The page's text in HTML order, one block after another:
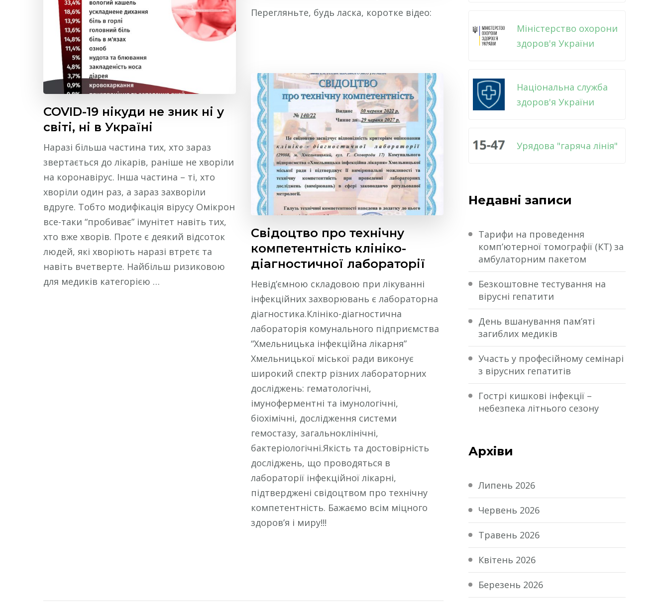
Перегляньте, будь ласка, коротке відео:
COVID-19 нікуди не зник ні у
світі, ні в Україні
Наразі більша частина тих, хто зараз
звертається до лікарів, раніше не хворіли
на коронавірус. Інша частина – ті, хто
хворіли один раз, а зараз захворіли
вдруге. Тобто модифікація вірусу Омікрон
все-таки “пробиває” імунітет навіть тих,
хто вже хворів. Проте є деякий відсоток
людей, які хворіють наразі втретє та
навіть вчетверте. Найбільш ризиковою
для медиків категорією …
Свідоцтво про технічну
компетентність клініко-
діагностичної лабораторії
Невід’ємною складовою при лікуванні
інфекційних захворювань є лабораторна
діагностика.Клініко-діагностична
лабораторія комунального підприємства
“Хмельницька інфекційна лікарня”
Хмельницької міської ради виконує
широкий спектр різних лабораторних
досліджень: гематологічні,
імуноферментні та імунологічні,
біохімічні, дослідження системи
гемостазу, загальноклінічні,
бактеріологічні.Якість та достовірність
досліджень, що проводяться в
лабораторії інфекційної лікарні,
підтверджені свідоцтвом про технічну
компетентність. Бажаємо всім міцного
здоров’я і миру!!!
Міністерство охорони
здоров'я України
Національна служба
здоров'я України
Урядова "гаряча лінія"
Недавні записи
Тарифи на проведення
комп’ютерної томографії (КТ) за
амбулаторним пакетом
Безкоштовне тестування на
вірусні гепатити
День вшанування пам’яті
загиблих медиків
Участь у професійному семінарі
з вірусних гепатитів
Гострі кишкові інфекції –
небезпека літнього сезону
Архіви
Липень 2026
Червень 2026
Травень 2026
Квітень 2026
Березень 2026